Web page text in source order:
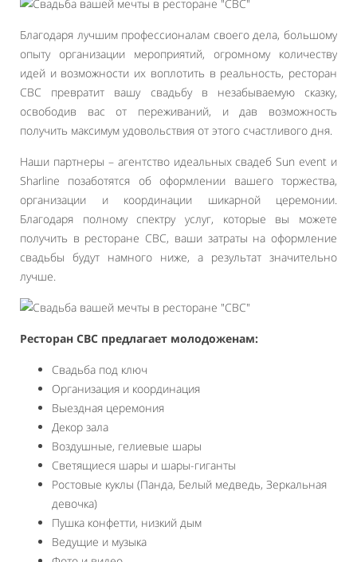
Благодаря лучшим профессионалам своего дела, большому
опыту организации мероприятий, огромному количеству
идей и возможности их воплотить в реальность, ресторан
СВС превратит вашу свадьбу в незабываемую сказку,
освободив вас от переживаний, и дав возможность
получить максимум удовольствия от этого счастливого дня.
Наши партнеры – агентство идеальных свадеб Sun event и
Sharline позаботятся об оформлении вашего торжества,
организации и координации шикарной церемонии.
Благодаря полному спектру услуг, которые вы можете
получить в ресторане СВС, ваши затраты на оформление
свадьбы будут намного ниже, а результат значительно
лучше.
Ресторан СВС предлагает молодоженам:
Свадьба под ключ
Организация и координация
Выездная церемония
Декор зала
Воздушные, гелиевые шары
Светящиеся шары и шары-гиганты
Ростовые куклы (Панда, Белый медведь, Зеркальная
девочка)
Пушка конфетти, низкий дым
Ведущие и музыка